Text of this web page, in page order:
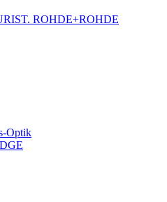
ROHDE+ROHDE
Optik